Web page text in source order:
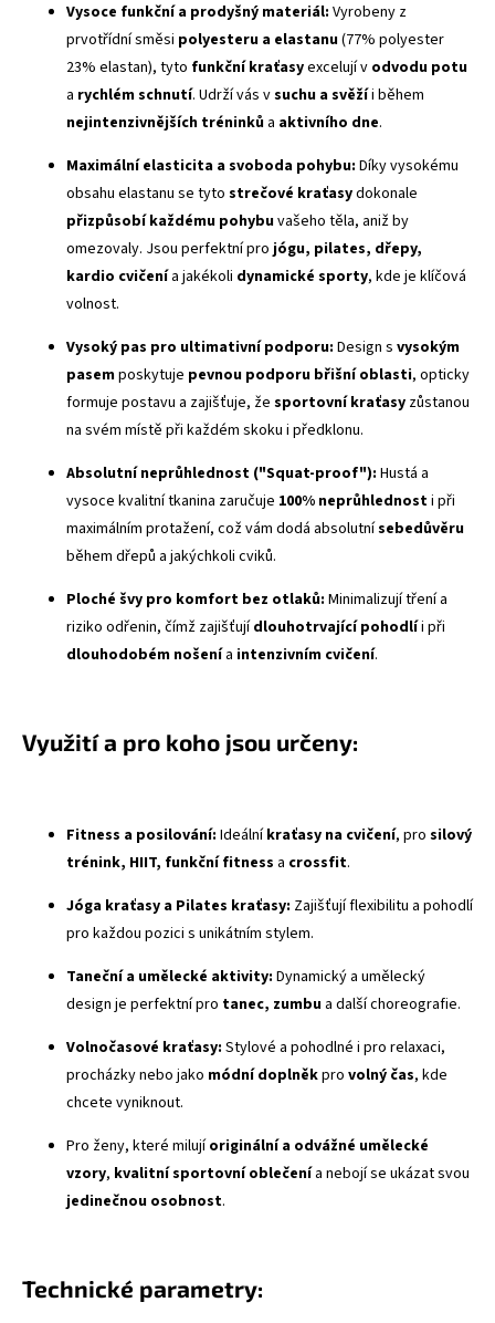
Vysoce funkční a prodyšný materiál: Vyrobeny z
prvotřídní směsi polyesteru a elastanu(77% polyester
23% elastan), tyto funkční kraťasyexcelují v odvodu potu
a rychlém schnutí. Udrží vás vsuchu a svěžíi během
nejintenzivnějších tréninků a aktivního dne.
Maximální elasticita a svoboda pohybu: Díky vysokému
obsahu elastanu se tyto strečové kraťasydokonale
přizpůsobí každému pohybuvašeho těla, aniž by
omezovaly. Jsou perfektní projógu, pilates, dřepy,
kardio cvičenía jakékoli dynamické sporty, kde je klíčová
volnost.
Vysoký pas pro ultimativní podporu: Design s vysokým
pasemposkytuje pevnou podporu břišní oblasti, opticky
formuje postavu a zajišťuje, že sportovní kraťasy zůstanou
na svém místě při každém skoku i předklonu.
Absolutní neprůhlednost ("Squat-proof"): Hustá a
vysoce kvalitní tkanina zaručuje 100% neprůhlednosti při
maximálním protažení, což vám dodá absolutnísebedůvěru
během dřepů a jakýchkoli cviků.
Ploché švy pro komfort bez otlaků: Minimalizují tření a
riziko odřenin, čímž zajišťujídlouhotrvající pohodlíi při
dlouhodobém nošenía intenzivním cvičení.
Využití a pro koho jsou určeny:
Fitness a posilování: Ideálníkraťasy na cvičení, pro silový
trénink, HIIT, funkční fitness a crossfit.
Jóga kraťasy a Pilates kraťasy: Zajišťují flexibilitu a pohodlí
pro každou pozici s unikátním stylem.
Taneční a umělecké aktivity: Dynamický a umělecký
design je perfektní pro tanec, zumbu a další choreografie.
Volnočasové kraťasy: Stylové a pohodlné i pro relaxaci,
procházky nebo jako módní doplněkpro volný čas, kde
chcete vyniknout.
Pro ženy, které milujíoriginální a odvážné umělecké
vzory, kvalitní sportovní oblečenía nebojí se ukázat svou
jedinečnou osobnost.
Technické parametry: